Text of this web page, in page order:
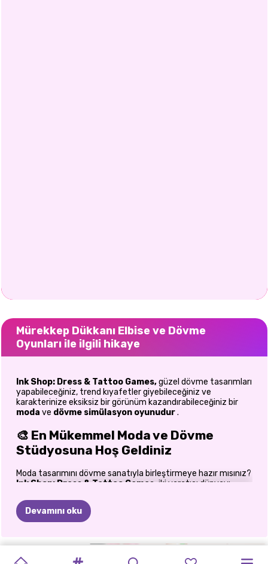
Mürekkep Dükkanı Elbise ve Dövme
Oyunları ile ilgili hikaye
Ink Shop: Dress & Tattoo Games,güzel dövme tasarımları
yapabileceğiniz, trend kıyafetler giyebileceğiniz ve
karakterinize eksiksiz bir görünüm kazandırabileceğiniz bir
moda ve dövme simülasyon oyunudur.
🎨 En Mükemmel Moda ve Dövme
Stüdyosuna Hoş Geldiniz
Moda tasarımını dövme sanatıyla birleştirmeye hazır mısınız?
Ink Shop: Dress & Tattoo Games, iki yaratıcı dünyayı
İster trend kıyafetlere, ister göz alıcı aksesuarlara, isterse de
dikkat çekici dövme tasarımlarına tutkun olun, bu oyun size
sanatsal yeteneklerinizi sergilemeniz için sonsuz fırsatlar
dövme stüdyosuna adım atın. Göreviniz, nefes kesen
dövmeler yaratırken aynı zamanda her karakterin kişiliğine
Devamını oku
LABUBU
ASMR CYBERPUNK
KYLIE PRENSES